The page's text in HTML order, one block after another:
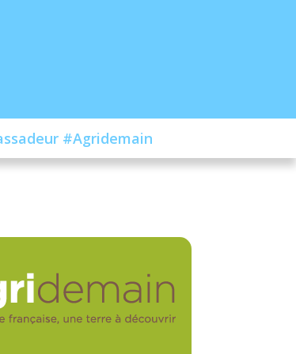
#Agridemain